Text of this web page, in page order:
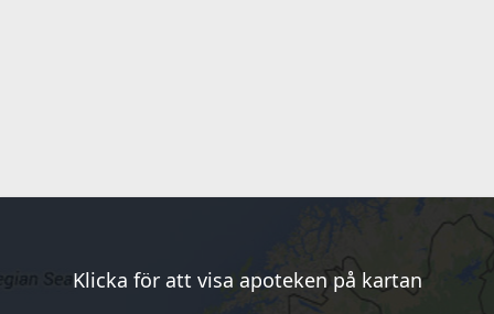
Klicka för att visa apoteken på kartan